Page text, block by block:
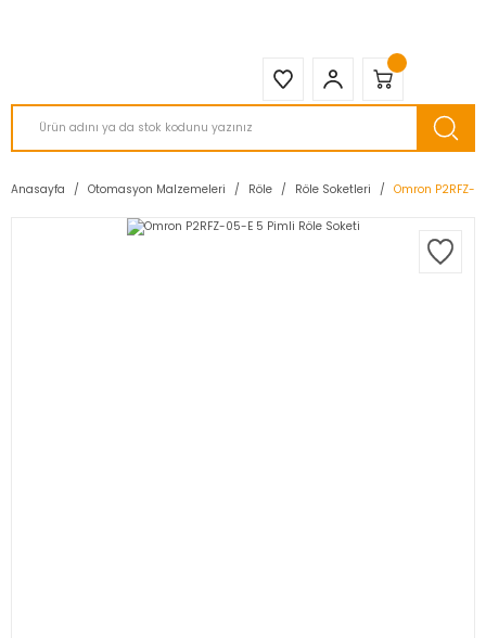
Anasayfa Otomasyon Malzemeleri Röle Röle Soketleri Omron P2RFZ-